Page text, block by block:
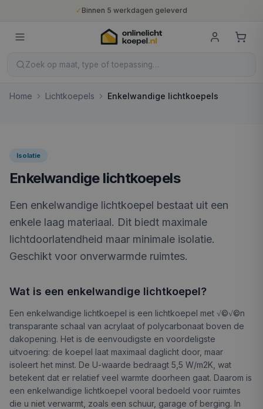
✓ Binnen 5 werkdagen geleverd
Nederlandse productie
Gratis verzending vanaf €400
Zoek op maat, type of toepassing…
Home Lichtkoepels Enkelwandige lichtkoepels
Isolatie
Enkelwandige lichtkoepels
Een enkelwandige lichtkoepel bestaat uit een
enkele laag materiaal. Dit biedt maximale
lichtdoorlatendheid maar minimale isolatie.
Geschikt voor onverwarmde ruimtes.
Wat is een enkelwandige lichtkoepel?
Een enkelwandige lichtkoepel is een lichtkoepel met √©√©n
transparante schaal van acrylaat of polycarbonaat boven de
dakopening. Het is de eenvoudigste en voordeligste
uitvoering: de koepel laat maximaal daglicht door, maar
isoleert het minst. De U-waarde bedraagt 5,5 W/m2K, wat
betekent dat er relatief veel warmte doorheen gaat. Daarom is
een enkelwandige lichtkoepel vooral bedoeld voor ruimtes
die u niet verwarmt, zoals een schuur, garage of berging. In